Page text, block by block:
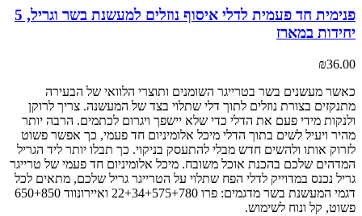
פנימית חד פעמית לדלי איסוף נוזלים למעשנת בשר וגריל, 5
יחידות במארז
₪36.00
כאשר מעשנים בשר בטרייגר השומנים ותוצרי הלוואי של הבעירה
מתנקזים בצורת נוזלים לתוך דלי שתלוי בצד של המעשנה. צריך לרוקן
ולנקות מידי פעם את הדלי כדי שלא יישפך ויגרום לכתמים. הרבה יותר
מהיר ויעיל לשים בתוך הדלי מיכל אלומיניום חד פעמי, כך אפשר פשוט
לזרוק אותו ולהשים חדש מבלי להתעסק בניקוי. כך תבלו יותר ליד הגריל
המדהים שלכם בהכנת אוכל משובח. מיכל אלומיניום חד פעמי של טרייגר
גריל נכנס במדוייק לדלי הפח שתלוי על הטרייגר גריל שלכם, מתאים לכל
דגמי המעשנת בשר מדגמים: פרו 22+34+575+780 ואיירונווד 650+850
פשוט, קל ונוח לשימוש.